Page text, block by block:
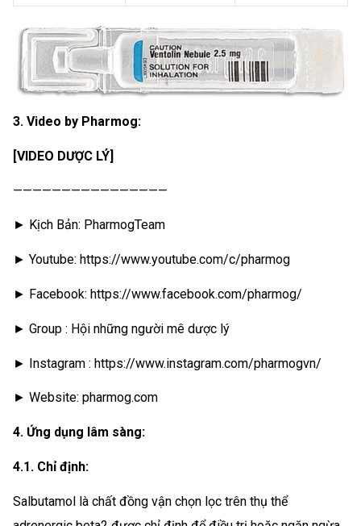
3. Video by Pharmog:
[VIDEO DƯỢC LÝ]
————————————————
► Kịch Bản: PharmogTeam
► Youtube: https://www.youtube.com/c/pharmog
► Facebook: https://www.facebook.com/pharmog/
► Group : Hội những người mê dược lý
► Instagram : https://www.instagram.com/pharmogvn/
► Website: pharmog.com
4. Ứng dụng lâm sàng:
4.1. Chỉ định:
Salbutamol là chất đồng vận chọn lọc trên thụ thể